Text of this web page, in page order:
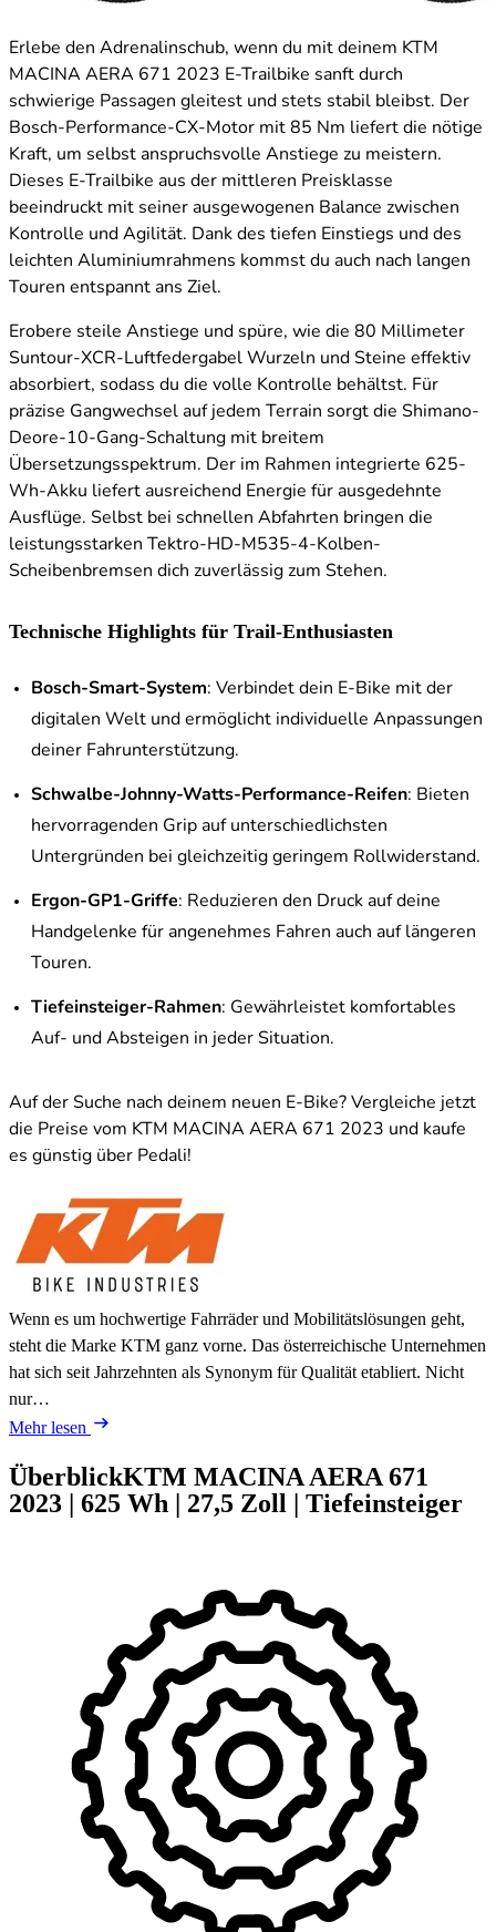
Erlebe den Adrenalinschub, wenn du mit deinem KTM
MACINA AERA 671 2023 E-Trailbike sanft durch
schwierige Passagen gleitest und stets stabil bleibst. Der
Bosch-Performance-CX-Motor mit 85 Nm liefert die nötige
Kraft, um selbst anspruchsvolle Anstiege zu meistern.
Dieses E-Trailbike aus der mittleren Preisklasse
beeindruckt mit seiner ausgewogenen Balance zwischen
Kontrolle und Agilität. Dank des tiefen Einstiegs und des
leichten Aluminiumrahmens kommst du auch nach langen
Touren entspannt ans Ziel.
Erobere steile Anstiege und spüre, wie die 80 Millimeter
Suntour-XCR-Luftfedergabel Wurzeln und Steine effektiv
absorbiert, sodass du die volle Kontrolle behältst. Für
präzise Gangwechsel auf jedem Terrain sorgt die Shimano-
Deore-10-Gang-Schaltung mit breitem
Übersetzungsspektrum. Der im Rahmen integrierte 625-
Wh-Akku liefert ausreichend Energie für ausgedehnte
Ausflüge. Selbst bei schnellen Abfahrten bringen die
leistungsstarken Tektro-HD-M535-4-Kolben-
Scheibenbremsen dich zuverlässig zum Stehen.
Technische Highlights für Trail-Enthusiasten
Bosch-Smart-System: Verbindet dein E-Bike mit der
digitalen Welt und ermöglicht individuelle Anpassungen
deiner Fahrunterstützung.
Schwalbe-Johnny-Watts-Performance-Reifen: Bieten
hervorragenden Grip auf unterschiedlichsten
Untergründen bei gleichzeitig geringem Rollwiderstand.
Ergon-GP1-Griffe: Reduzieren den Druck auf deine
Handgelenke für angenehmes Fahren auch auf längeren
Touren.
Tiefeinsteiger-Rahmen: Gewährleistet komfortables
Auf- und Absteigen in jeder Situation.
Auf der Suche nach deinem neuen E-Bike? Vergleiche jetzt
die Preise vom KTM MACINA AERA 671 2023 und kaufe
es günstig über Pedali!
Wenn es um hochwertige Fahrräder und Mobilitätslösungen geht,
steht die Marke KTM ganz vorne. Das österreichische Unternehmen
hat sich seit Jahrzehnten als Synonym für Qualität etabliert. Nicht
nur…
Mehr lesen
ÜberblickKTM MACINA AERA 671
2023 | 625 Wh | 27,5 Zoll | Tiefeinsteiger